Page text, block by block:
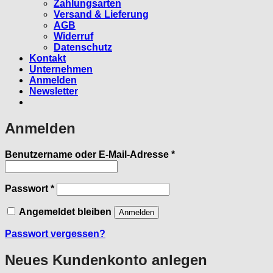
Zahlungsarten
Versand & Lieferung
AGB
Widerruf
Datenschutz
Kontakt
Unternehmen
Anmelden
Newsletter
Anmelden
Benutzername oder E-Mail-Adresse *Erforderlich
Passwort *Erforderlich
Angemeldet bleiben Anmelden
Passwort vergessen?
Neues Kundenkonto anlegen